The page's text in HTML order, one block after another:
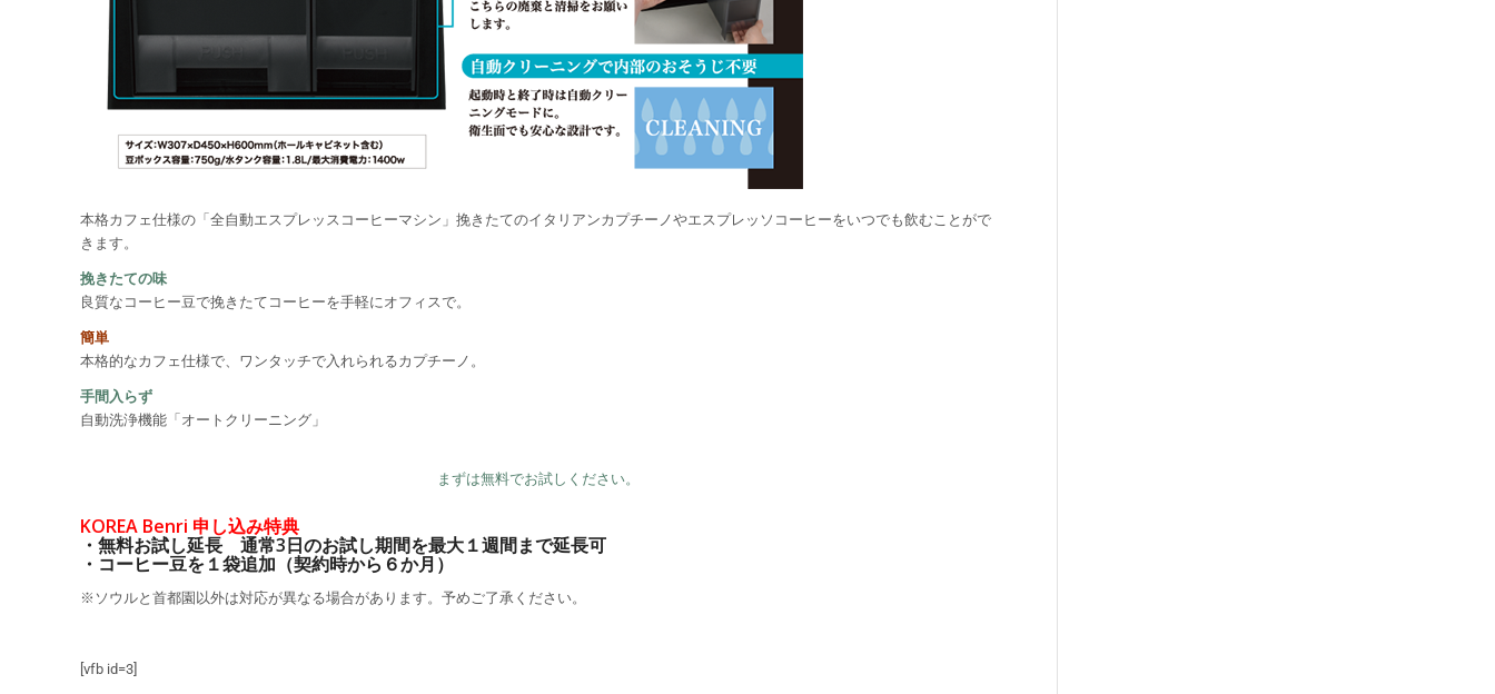
本格カフェ仕様の「全自動エスプレッスコーヒーマシン」挽きたてのイタリアンカプチーノやエスプレッソコーヒーをいつでも飲むことがで
きます。
挽きたての味
良質なコーヒー豆で挽きたてコーヒーを手軽にオフィスで。
簡単
本格的なカフェ仕様で、ワンタッチで入れられるカプチーノ。
手間入らず
自動洗浄機能「オートクリーニング」
まずは無料でお試しください。
KOREA Benri 申し込み特典
・無料お試し延長 通常3日のお試し期間を最大１週間まで延長可
・コーヒー豆を１袋追加（契約時から６か月）
※ソウルと首都園以外は対応が異なる場合があります。予めご了承ください。
[vfb id=3]